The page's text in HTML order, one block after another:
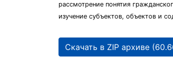
рассмотрение понятия
изучение субъектов, объектов и
Скачать в ZIP архиве